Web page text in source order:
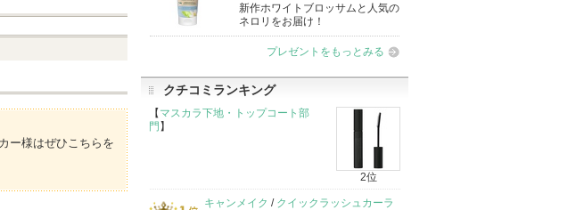
ー様はぜひこちらを
現
新作ホワイトブロッサムと人気の
ネロリをお届け！
プレゼントをもっとみる
クチコミランキング
【マスカラ下地・トップコート部
門】
2位
キャンメイク / クイックラッシュカーラ